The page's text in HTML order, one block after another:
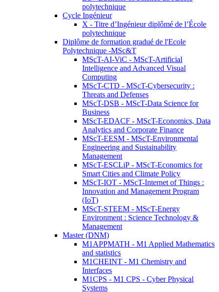
polytechnique
Cycle Ingénieur
X - Titre d’Ingénieur diplômé de l’École
polytechnique
Diplôme de formation gradué de l'Ecole
Polytechnique -MSc&T
MScT-AI-ViC - MScT-Artificial
Intelligence and Advanced Visual
Computing
MScT-CTD - MScT-Cybersecurity :
Threats and Defenses
MScT-DSB - MScT-Data Science for
Business
MScT-EDACF - MScT-Economics, Data
Analytics and Corporate Finance
MScT-EESM - MScT-Environmental
Engineering and Sustainability
Management
MScT-ESCLiP - MScT-Economics for
Smart Cities and Climate Policy
MScT-IOT - MScT-Internet of Things :
Innovation and Management Program
(IoT)
MScT-STEEM - MScT-Energy
Environment : Science Technology &
Management
Master (DNM)
M1APPMATH - M1 Applied Mathematics
and statistics
M1CHEINT - M1 Chemistry and
Interfaces
M1CPS - M1 CPS - Cyber Physical
Systems